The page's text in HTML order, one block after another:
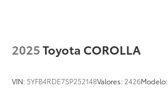
2025Toyota COROLLA
VIN: 5YFB4RDE7SP252148Valores: 2426Modelo: